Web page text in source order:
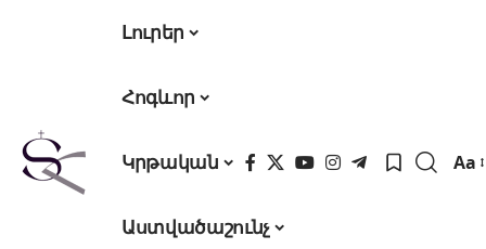
Լուրեր
Հոգևոր
Կրթական
Աստվածաշունչ
Aa